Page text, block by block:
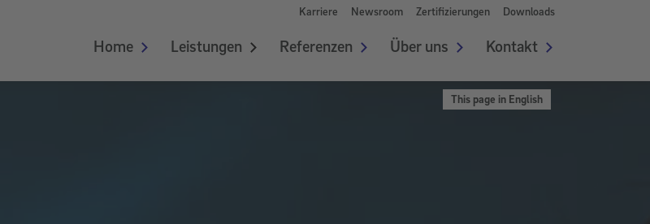
Home Leistungen Referenzen Über uns Kontakt
Karriere Newsroom Zertifizierungen Downloads
This page in English